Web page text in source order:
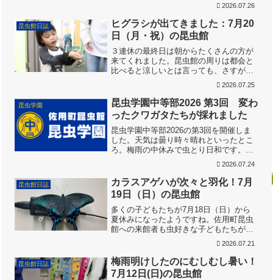
くからこられた家族は昼前早くから昆虫
館前でピクニック気分で昼食会。ピクニ
ック気分で昆虫採集ヒガン...
2026.07.26
昆虫館日誌
ヒグラシが出てきました：7月20
日（月・祝）の昆虫館
３連休の最終日は朝からたくさんの方が
来てくれました。昆虫館の周りは都会と
比べると涼しいとは言っても、さすがに
ぎわっていました。みんなでイモリ探し
中ハッピーガーデンではブッドレアがよ
く咲いているのですが、暑...
2026.07.25
昆虫学園
昆虫学園中等部2026 第3回 変わ
ったクワガタたちが採れました
昆虫学園中等部2026の第3回を開催しま
した。天気は曇り時々晴れといったとこ
ろ。梅雨の中休みで虫とり日和です。中
ょう。テストや学校行事が重なったよう
で、参加者は少なめ。寂しいけれどライ
バルが少ない方がじっ...
2026.07.24
昆虫館日誌
カラスアゲハが次々と羽化！7月
19日（日）の昆虫館
多くの子どもたちが7月18日（日）から
夏休みになったようですね。佐用町昆虫
館への来館者も虫好きな子どもたちが多
さが心配ですが、ちょっとだけ（？）涼
しい佐用町昆虫館。ラボに展示している
カラスアゲハのサナギが...
2026.07.21
昆虫館日誌
梅雨明けしたのにむしむし暑い！
7月12日(日)の昆虫館